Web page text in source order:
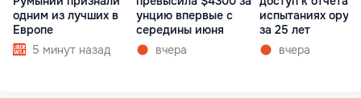
одним из лучших в
Европе
5 минут назад
унцию впервые с
середины июня
вчера
испытаниях
за 25 лет
вчера